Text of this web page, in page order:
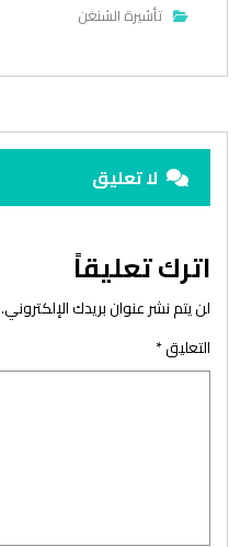
تأشيرة الشنغن
لا تعليق
اترك تعليقاً
لن يتم نشر عنوان بريدك الإلكتروني.
التعليق*